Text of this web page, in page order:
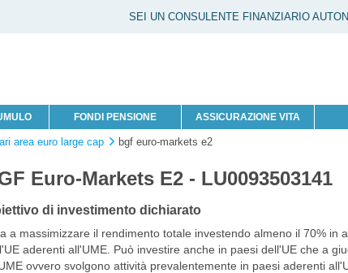
SEI UN CONSULENTE FINANZIARIO
FONDI PENSIONE ASSICURAZIONE VITA
area euro large cap bgf euro-markets e2
Euro-Markets E2 - LU0093503141
di investimento dichiarato
a massimizzare il rendimento totale investendo almeno il 70% in
aderenti all'UME. Può investire anche in paesi dell'UE che a
ovvero svolgono attività prevalentemente in paesi aderenti